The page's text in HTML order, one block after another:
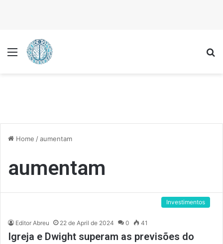
Menu
Home /aumentam
aumentam
Investimentos
Editor Abreu 22 de April de 2024 0 41
Igreja e Dwight superam as previsões do